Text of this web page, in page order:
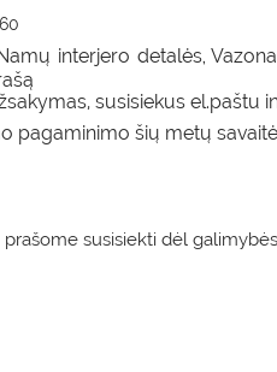
interjero detalės,
susisiekus el.paštu
pagaminimo šių metų
susisiekti dėl